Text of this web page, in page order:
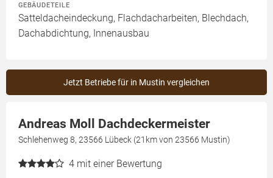
GEBÄUDETEILE
Satteldacheindeckung, Flachdacharbeiten, Blechdach,
Dachabdichtung, Innenausbau
Jetzt Betriebe für in Mustin vergleichen
Andreas Moll Dachdeckermeister
Schlehenweg 8, 23566 Lübeck (21km von 23566 Mustin)
4 mit einer Bewertung